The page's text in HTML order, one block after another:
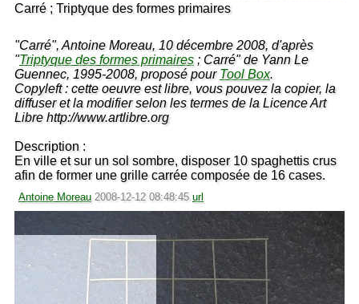
Carré ; Triptyque des formes primaires
"Carré", Antoine Moreau, 10 décembre 2008, d'après
"Triptyque des formes primaires ; Carré" de Yann Le
Guennec, 1995-2008, proposé pour Tool Box.
Copyleft : cette oeuvre est libre, vous pouvez la copier, la
diffuser et la modifier selon les termes de la Licence Art
Libre http://www.artlibre.org
Description :
En ville et sur un sol sombre, disposer 10 spaghettis crus
afin de former une grille carrée composée de 16 cases.
Antoine Moreau 2008-12-12 08:48:45 url